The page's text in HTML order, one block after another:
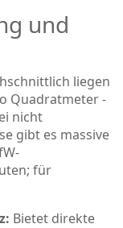
und
liegen
Quadratmeter -
nicht
gibt es massive
für
Bietet direkte